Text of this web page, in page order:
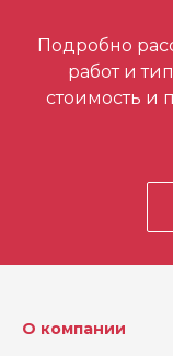
Отзывов
Подробно
работ и
стоимость и
О компании